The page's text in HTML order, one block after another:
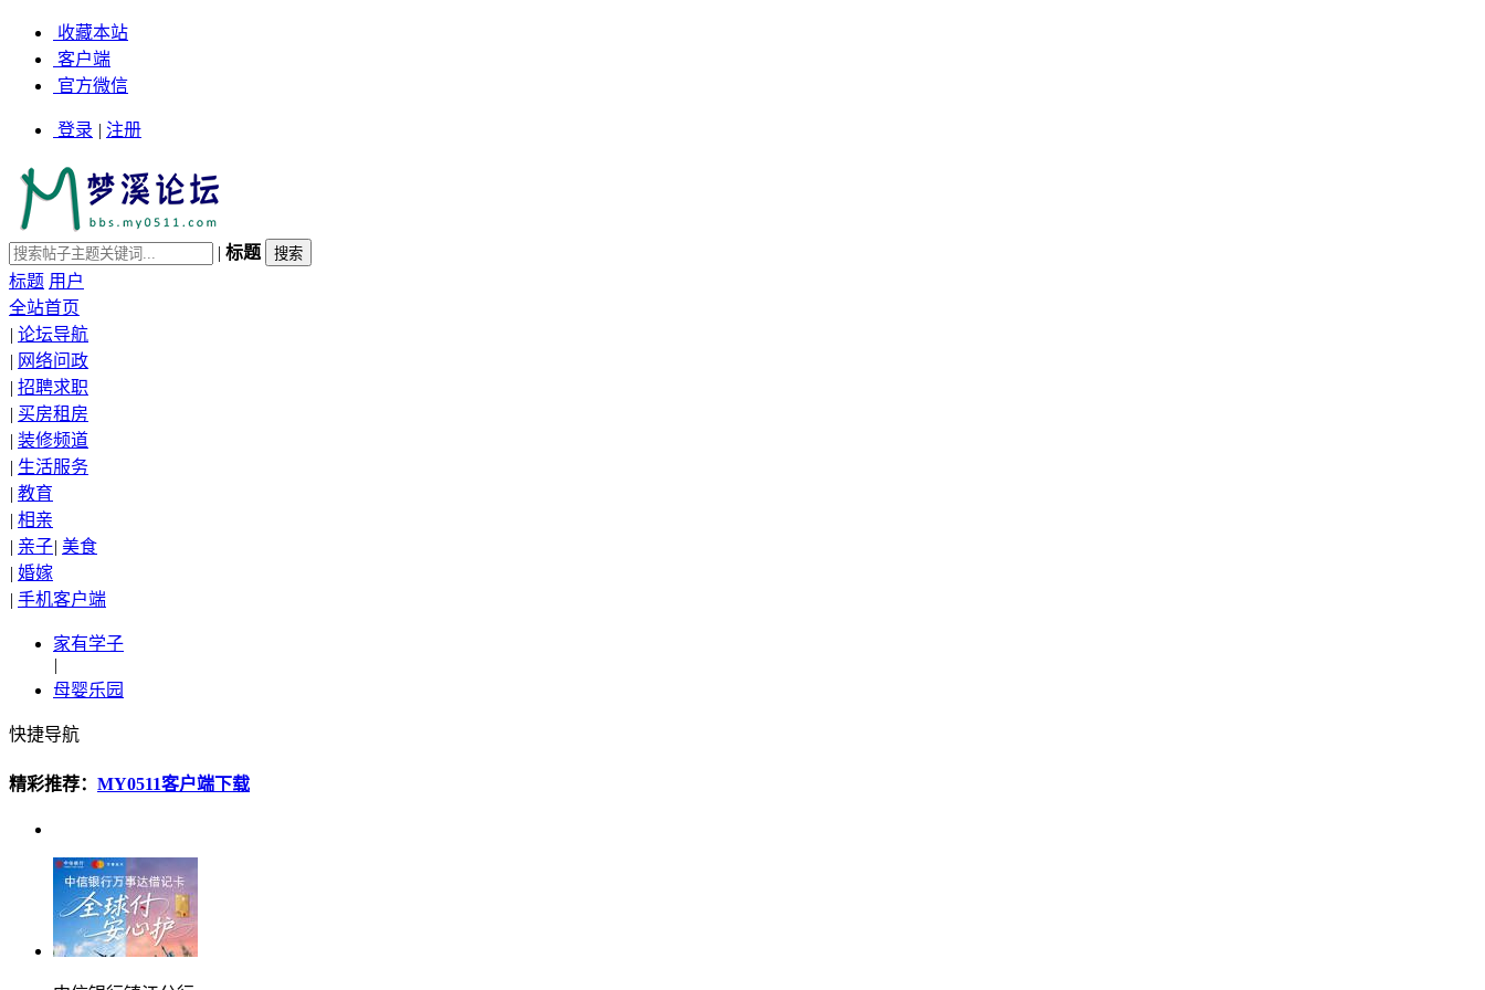
收藏本站
客户端
官方微信
登录 | 注册
| 标题
标题 用户
全站首页
| 论坛导航
| 网络问政
| 招聘求职
| 买房租房
| 装修频道
| 生活服务
| 教育
| 相亲
| 亲子| 美食
| 婚嫁
| 手机客户端
家有学子
|
母婴乐园
快捷导航
精彩推荐： MY0511客户端下载